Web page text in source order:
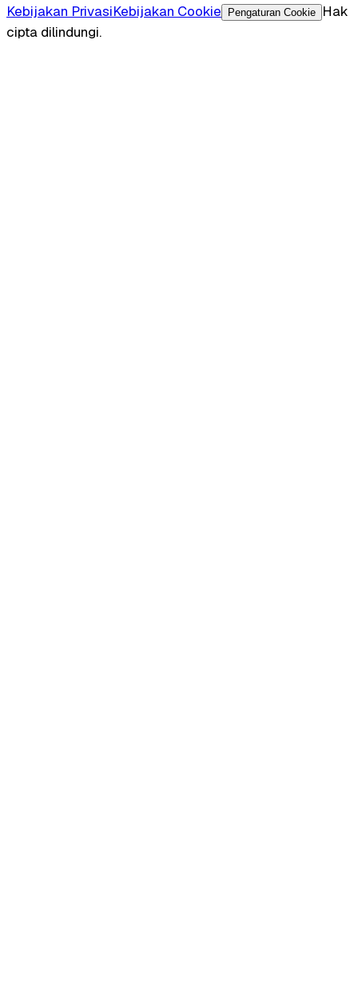
Kebijakan PrivasiKebijakan Cookie Pengaturan Cookie
Hak
cipta dilindungi.